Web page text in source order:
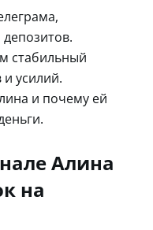
депозитов.
стабильный
усилий.
и почему ей
Алина
на